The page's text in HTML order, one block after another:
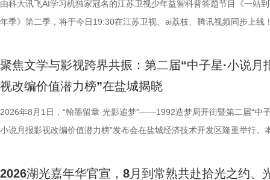
组成“打卡团”阵容，带领多组情
觅缘之旅。 图片8.png 苏州是一
依托金鸡湖与独墅湖双湖水域联
02、独墅湖月亮湾码头、飞翔雕
融天幕、月光码头九大地标，让
浪漫故事。 图片9.png 打卡之旅
02两座旅游驿站，在“婚拍友好驿
由科大讯飞AI学习机独家冠名的江苏卫视少年益智科普答题节目《一站到
年季》第二季，将于今日19:30在江苏卫视、ai荔枝、腾讯视频同步上线
量。首期赛场就将迎来二选一残酷对决，十位选手分为两支战队同台竞
而出？答案今晚揭晓！ PBL项目挑战开启！少年们直面多重考
较于第一季，本季赛制紧扣新课标要求和育人导向实现全方位升级，创
PBL项目挑战模式，模拟真实学习场景，让学习跳出纸面、落地实践，
加持、学科专家权威解读，以科学化、专业化教育力量赋能少年成长，
聚焦文学与影视跨界共振：第二届“中子星·小说月
视改编价值潜力榜”在盐城揭晓
2026年8月1日，“翰墨留章·光影追梦”——1992造梦局开街暨第二届“中
小说月报影视改编价值潜力榜”发布会在盐城经济技术开发区隆重举行。
化广电和旅游局、盐城经济技术开发区指导，江苏世纪新城投资控股集
2026湖光嘉年华官宣，8月到常熟共赴拾光之约、